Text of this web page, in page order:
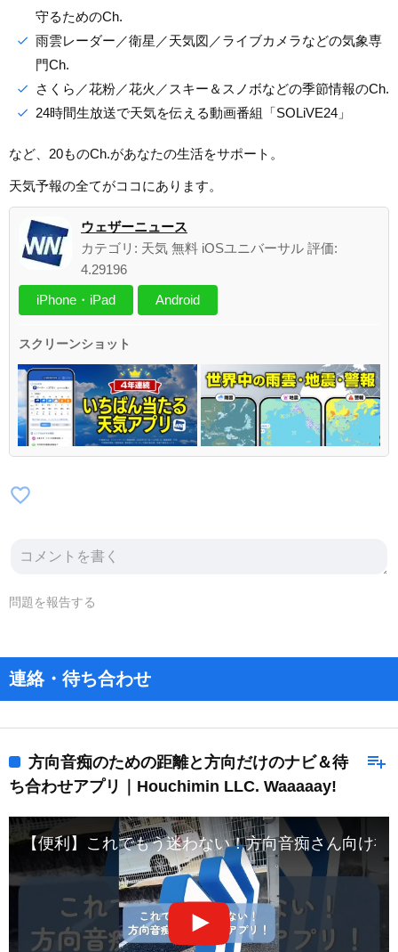
守るためのCh.
雨雲レーダー／衛星／天気図／ライブカメラなどの気象専
門Ch.
さくら／花粉／花火／スキー＆スノボなどの季節情報のCh.
24時間生放送で天気を伝える動画番組「SOLiVE24」
など、20ものCh.があなたの生活をサポート。
天気予報の全てがココにあります。
ウェザーニュース
カテゴリ: 天気 無料 iOSユニバーサル 評価:
4.29196
iPhone・iPad
Android
スクリーンショット
favorite_border
問題を報告する
連絡・待ち合わせ
playlist_add
方向音痴のための距離と方向だけのナビ＆待
ち合わせアプリ｜Houchimin LLC. Waaaaay!
【便利】これでもう迷わない！方向音痴さん向け